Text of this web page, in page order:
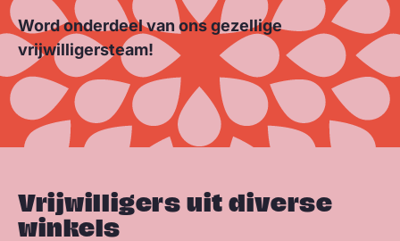
Word onderdeel van ons gezellige
vrijwilligersteam!
Vrijwilligers uit diverse
winkels